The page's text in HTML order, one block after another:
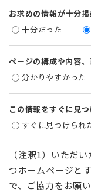
お求めの情報が十分
十分だった
ページの構成や内容
分かりやすかった
この情報をすぐに見
すぐに見つけられ
（注釈1）いただ
つホームページと
で、ご協力をお願い